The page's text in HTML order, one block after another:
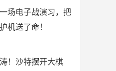
场电子战演习，把
机送了命！
！沙特摆开大棋